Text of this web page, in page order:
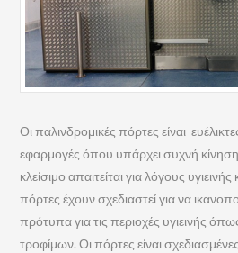
Οι παλινδρομικές πόρτες είναι
εφαρμογές όπου υπάρχει συχνή
κλείσιμο απαιτείται για λόγους
πόρτες έχουν σχεδιαστεί για να
πρότυπα για τις περιοχές υγιεινής
τροφίμων. Οι πόρτες είναι